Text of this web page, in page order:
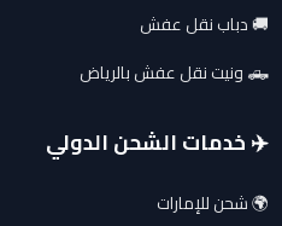
🚚 دباب نقل عفش
🛻 ونيت نقل عفش بالرياض
✈️ خدمات الشحن الدولي
🌍 شحن للإمارات